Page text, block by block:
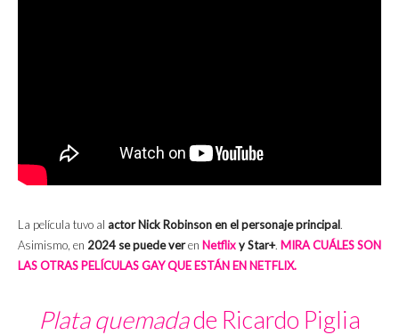
La película tuvo al actor Nick Robinson en el personaje principal.
Asimismo, en 2024 se puede veren Netflixy Star+. MIRA CUÁLES SON
LAS OTRAS PELÍCULAS GAY QUE ESTÁN EN NETFLIX.
Plata quemadade Ricardo Piglia